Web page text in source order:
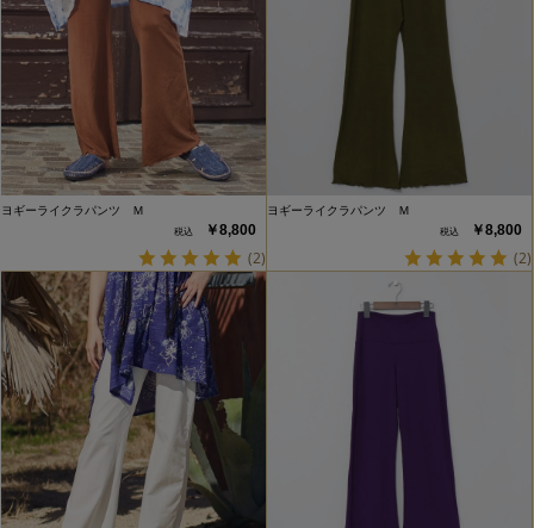
ヨギーライクラパンツ Ｍ
￥8,800
(2)
ヨギーライクラパンツ Ｍ
￥8,800
(2)